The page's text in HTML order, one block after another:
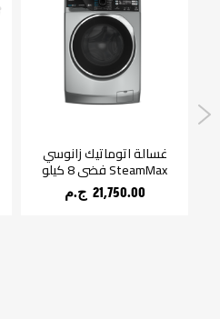
غسالة اتوماتيك زانوسي
SteamMax فضي 8 كيلو
21,750.00 ج.م‏